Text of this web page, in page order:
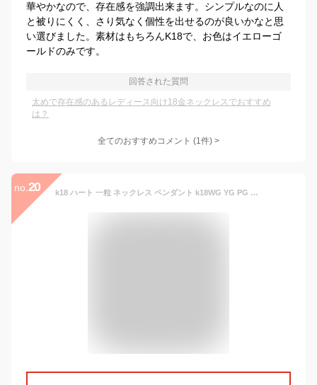
華やかなので、存在感を強調出来ます。シンプルなのに人
と被りにくく、さり気なく個性を出せるのが良いかなと思
い選びました。素材はもちろんK18で、お色はイエローゴ
ールドのみです。
回答された質問
太めで存在感のあるレディース向け18金ネックレスでおすすめ
は？
全てのおすすめコメント (1件) >
no. 20 k18 ハート 一粒 ネックレス ペンダント k18WG YG PG カラーストーン ギフト自分ご褒美 ホワイトデー